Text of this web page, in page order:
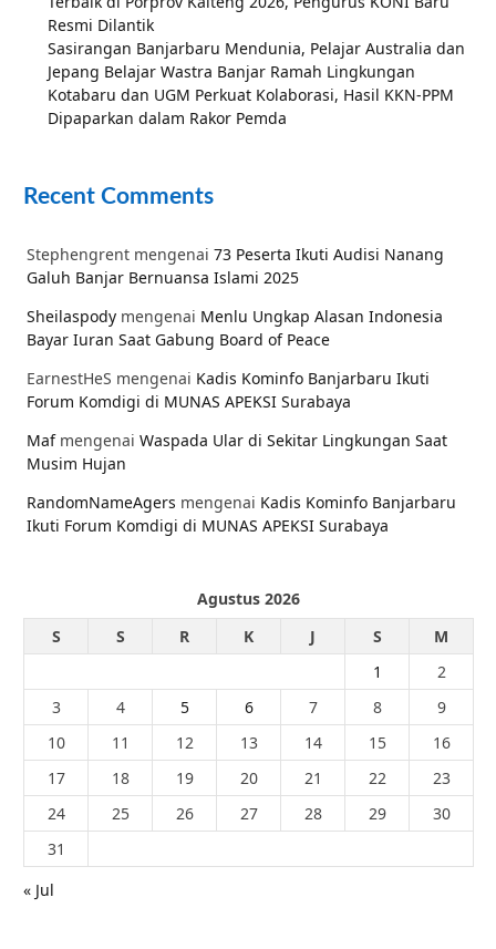
Resmi Dilantik
Sasirangan Banjarbaru Mendunia, Pelajar Australia dan
Jepang Belajar Wastra Banjar Ramah Lingkungan
Kotabaru dan UGM Perkuat Kolaborasi, Hasil KKN-PPM
Dipaparkan dalam Rakor Pemda
Recent Comments
Stephengrent mengenai 73 Peserta Ikuti Audisi Nanang
Galuh Banjar Bernuansa Islami 2025
Sheilaspody mengenai Menlu Ungkap Alasan Indonesia
Bayar Iuran Saat Gabung Board of Peace
EarnestHeS mengenai Kadis Kominfo Banjarbaru Ikuti
Forum Komdigi di MUNAS APEKSI Surabaya
Mafmengenai Waspada Ular di Sekitar Lingkungan Saat
Musim Hujan
RandomNameAgers mengenai Kadis Kominfo Banjarbaru
Ikuti Forum Komdigi di MUNAS APEKSI Surabaya
Agustus 2026
S
S R K J S
M
1
2
3
4 5 6 7 8
9
10
11 12 13 14 15
16
17
18 19 20 21 22
23
24
25 26 27 28 29
30
31
« Jul